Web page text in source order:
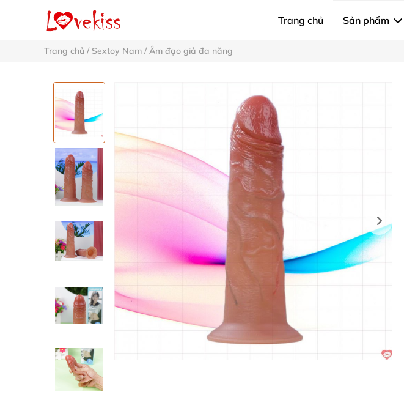
Trang chủ Sản phẩm
Trang chủ / Sextoy Nam / Âm đạo giả đa năng